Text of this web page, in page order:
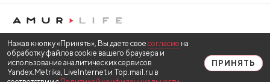
Нажав кнопку «Принять», Вы даете свое согласие на
обработку файлов cookie вашего браузера и
использование аналитических сервисов
Yandex.Metrika, LiveInternet и Top.mail.ru в
ПРИНЯТЬ